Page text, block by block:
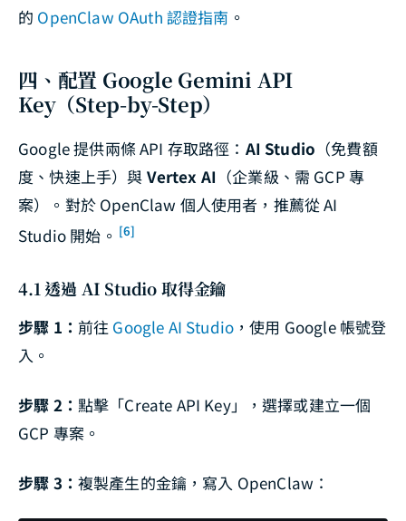
的 OpenClaw OAuth 認證指南 。
四、配置 Google Gemini API
Key（Step-by-Step）
Google 提供兩條 API 存取路徑： AI Studio （免費額
度、快速上手）與 Vertex AI （企業級、需 GCP 專
案）。對於 OpenClaw 個人使用者，推薦從 AI
Studio 開始。 [6]
4.1 透過 AI Studio 取得金鑰
步驟 1： 前往 Google AI Studio ，使用 Google 帳號登
入。
步驟 2： 點擊「Create API Key」，選擇或建立一個
GCP 專案。
步驟 3： 複製產生的金鑰，寫入 OpenClaw：